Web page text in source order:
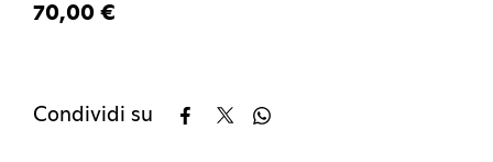
70,00 €
Condividi su